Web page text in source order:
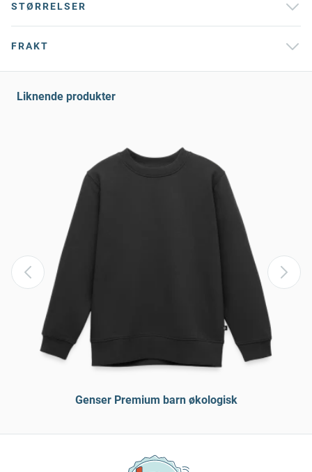
STØRRELSER
FRAKT
Liknende produkter
Genser Premium barn økologisk